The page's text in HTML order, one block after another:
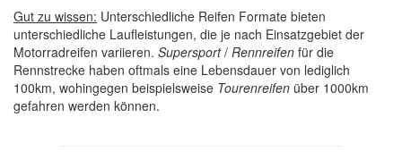
Gut zu wissen: Unterschiedliche Reifen Formate bieten
unterschiedliche Laufleistungen, die je nach Einsatzgebiet der
Motorradreifen variieren. Supersport/ Rennreifen für die
Rennstrecke haben oftmals eine Lebensdauer von lediglich
100km, wohingegen beispielsweise Tourenreifen über 1000km
gefahren werden können.